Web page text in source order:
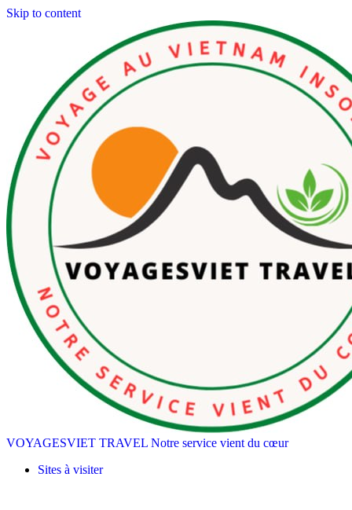
Skip to content
VOYAGESVIET TRAVEL Notre service vient du cœur
Sites à visiter